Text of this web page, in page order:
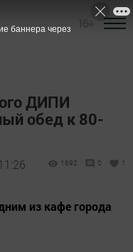
ДИПИ
обед к 80-
1692 0 1
из кафе города
баннера через